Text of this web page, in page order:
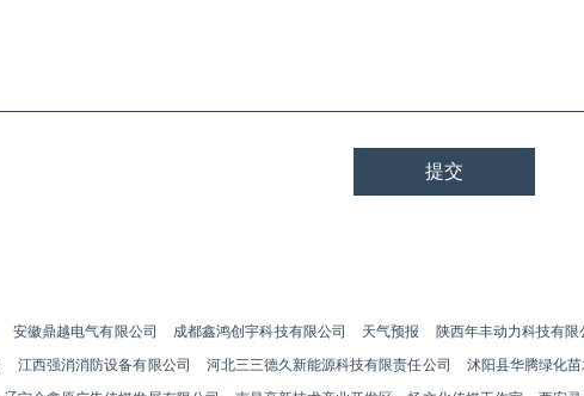
安徽鼎越电气有限公司 成都鑫鸿创宇科技有限公司 天气预报 陕西年丰动力科技有限
江西强消消防设备有限公司 河北三三德久新能源科技有限责任公司 沭阳县华腾绿化苗